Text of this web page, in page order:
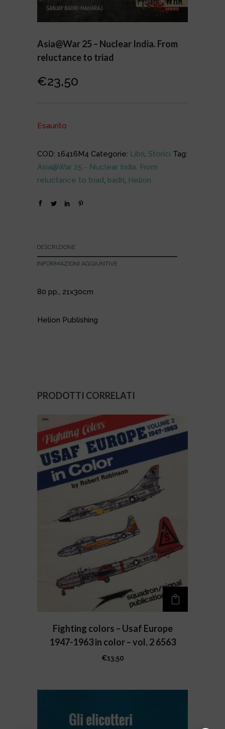
Asia@War 25 – Nuclear India. From
reluctance to triad
€23,50
Esaurito
COD: 16416M4 Categorie: Libri, Storici Tag:
Asia@War 25 - Nuclear India. From
reluctance to triad, badri, Helion
DESCRIZIONE
INFORMAZIONI AGGIUNTIVE
80 pp., 21x30cm
Helion Publishing
PRODOTTI CORRELATI
Fighting colors – Usaf Europe
1947-1963 in color – vol. 2 6563
€13,50